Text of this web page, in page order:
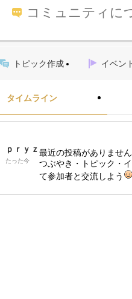
コミュニティに
トピック作成 イベン
タイムライン
ｐｒｙｚ
たった今
最近の投稿がありません
つぶやき・トピック・
て参加者と交流しよう